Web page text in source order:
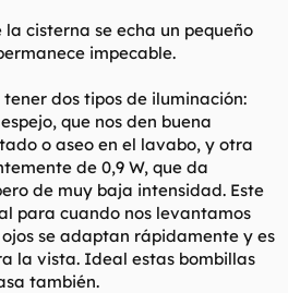
cisterna se echa un pequeño
impecable.
dos tipos de iluminación:
que nos den buena
o aseo en el lavabo, y otra
de 0,9 W, que da
de muy baja intensidad. Este
para cuando nos levantamos
se adaptan rápidamente y es
la vista. Ideal estas bombillas
también.